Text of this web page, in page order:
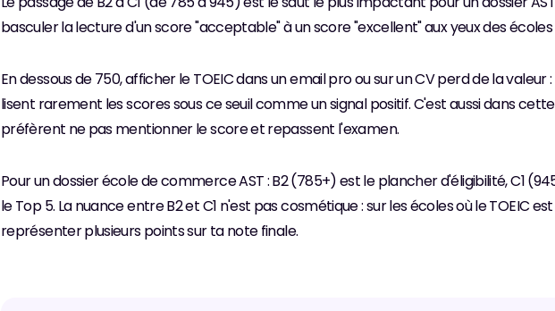
basculer la lecture d'un score "acceptable" à un score "excellent" aux yeux des
En dessous de 750, afficher le TOEIC dans un email pro ou sur un CV perd de la
lisent rarement les scores sous ce seuil comme un signal positif. C'est aussi dans
préfèrent ne pas mentionner le score et repassent l'examen.
Pour un dossier école de commerce AST : B2 (785+) est le plancher d'éligibilité, C1
le Top 5. La nuance entre B2 et C1 n'est pas cosmétique : sur les écoles où le TOEIC
représenter plusieurs points sur ta note finale.